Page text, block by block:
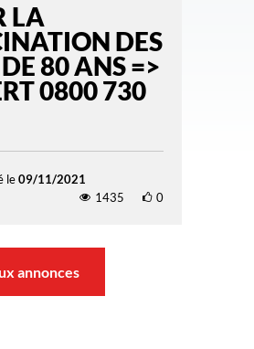
LA
DES
80 ANS =>
0800 730
le09/11/2021
1435
0
annonces